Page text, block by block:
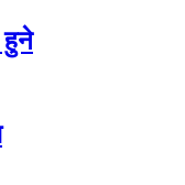
हुने